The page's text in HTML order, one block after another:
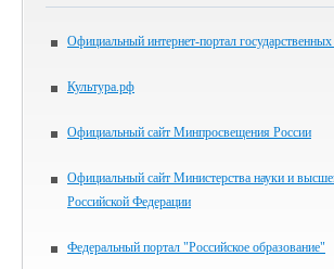
Официальный интернет-портал государственных
Культура.рф
Официальный сайт Минпросвещения России
Официальный сайт Министерства науки и
Российской Федерации
Федеральный портал "Российское образование"